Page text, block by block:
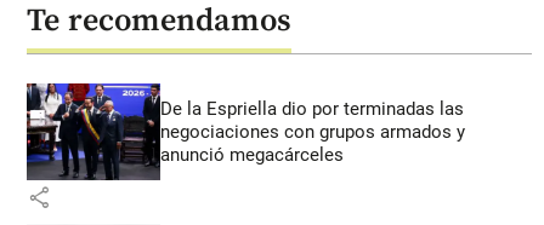
Te recomendamos
De la Espriella dio por terminadas las
negociaciones con grupos armados y
anunció megacárceles
share